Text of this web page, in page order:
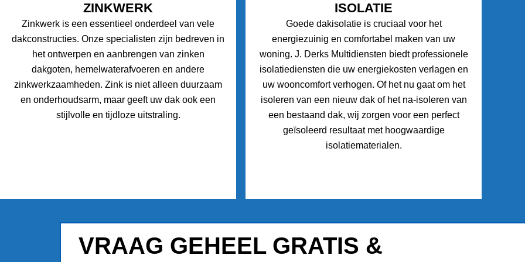
ZINKWERK
Zinkwerk is een essentieel onderdeel van vele
dakconstructies. Onze specialisten zijn bedreven in
het ontwerpen en aanbrengen van zinken
dakgoten, hemelwaterafvoeren en andere
zinkwerkzaamheden. Zink is niet alleen duurzaam
en onderhoudsarm, maar geeft uw dak ook een
stijlvolle en tijdloze uitstraling.
ISOLATIE
Goede dakisolatie is cruciaal voor het
energiezuinig en comfortabel maken van uw
woning. J. Derks Multidiensten biedt professionele
isolatiediensten die uw energiekosten verlagen en
uw wooncomfort verhogen. Of het nu gaat om het
isoleren van een nieuw dak of het na-isoleren van
een bestaand dak, wij zorgen voor een perfect
geïsoleerd resultaat met hoogwaardige
isolatiematerialen.
VRAAG GEHEEL GRATIS &